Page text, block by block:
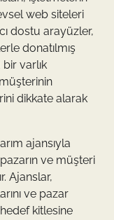
web siteleri
dostu arayüzler,
donatılmış
varlık
dikkate alarak
ajansıyla
ve müşteri
Ajanslar,
ve pazar
kitlesine